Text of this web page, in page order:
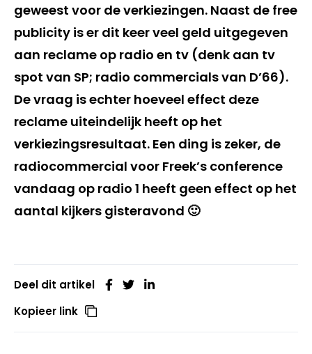
geweest voor de verkiezingen. Naast de free
publicity is er dit keer veel geld uitgegeven
aan reclame op radio en tv (denk aan tv
spot van SP; radio commercials van D’66).
De vraag is echter hoeveel effect deze
reclame uiteindelijk heeft op het
verkiezingsresultaat. Een ding is zeker, de
radiocommercial voor Freek’s conference
vandaag op radio 1 heeft geen effect op het
aantal kijkers gisteravond 🙂
Deel dit artikel
Kopieer link